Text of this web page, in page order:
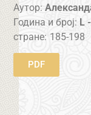
Аутор:
Година и број: L
стране: 185-198
PDF